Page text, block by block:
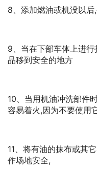
8、添加燃油或机没以
9、当在下部车体上进
品移到安全的地方
10、当用机油冲洗部件
容易着火,因为不要使用
11、将有油的抹布或其
作场地安全,